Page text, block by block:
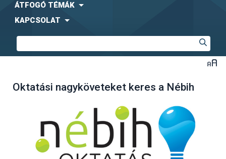
ÁTFOGÓ TÉMÁK
KAPCSOLAT
Oktatási nagyköveteket keres a Nébih